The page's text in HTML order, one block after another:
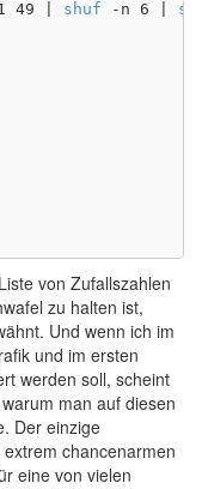
49 | shuf -n 6 |
von Zufallszahlen
zu halten ist,
Und wenn ich im
und im ersten
werden soll, scheint
man auf diesen
Der einzige
chancenarmen
eine von vielen